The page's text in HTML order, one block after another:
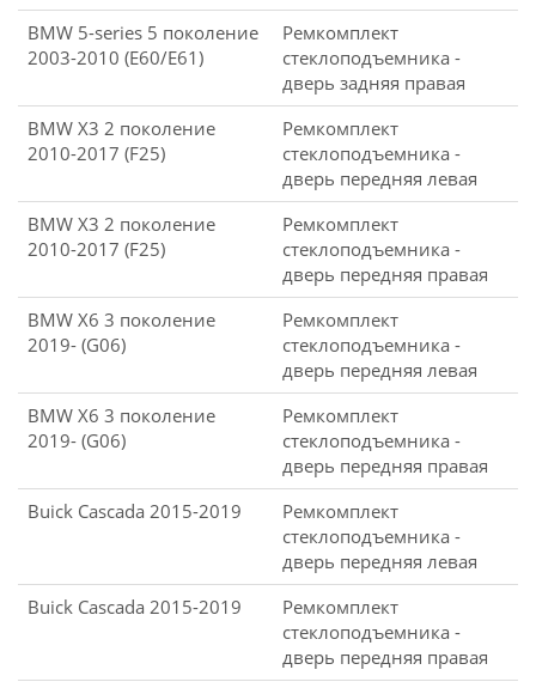
BMW 5-series 5 поколение
2003-2010 (E60/E61)
Ремкомплект
стеклоподъемника -
дверь задняя правая
BMW X3 2 поколение
2010-2017 (F25)
Ремкомплект
стеклоподъемника -
дверь передняя левая
BMW X3 2 поколение
2010-2017 (F25)
Ремкомплект
стеклоподъемника -
дверь передняя правая
BMW X6 3 поколение
2019- (G06)
Ремкомплект
стеклоподъемника -
дверь передняя левая
BMW X6 3 поколение
2019- (G06)
Ремкомплект
стеклоподъемника -
дверь передняя правая
Buick Cascada 2015-2019
Ремкомплект
стеклоподъемника -
дверь передняя левая
Buick Cascada 2015-2019
Ремкомплект
стеклоподъемника -
дверь передняя правая